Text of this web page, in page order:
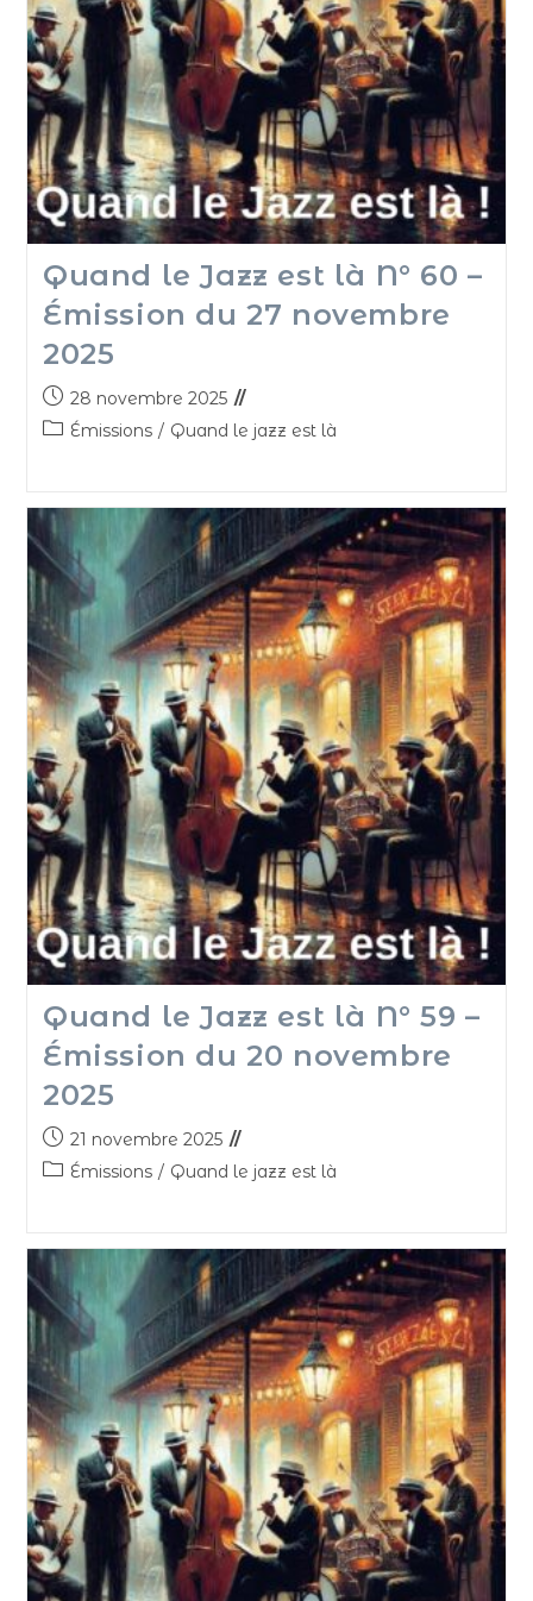
Quand le Jazz est là N° 60 –
Émission du 27 novembre
2025
28 novembre 2025
Émissions / Quand le jazz est là
Quand le Jazz est là N° 59 –
Émission du 20 novembre
2025
21 novembre 2025
Émissions / Quand le jazz est là